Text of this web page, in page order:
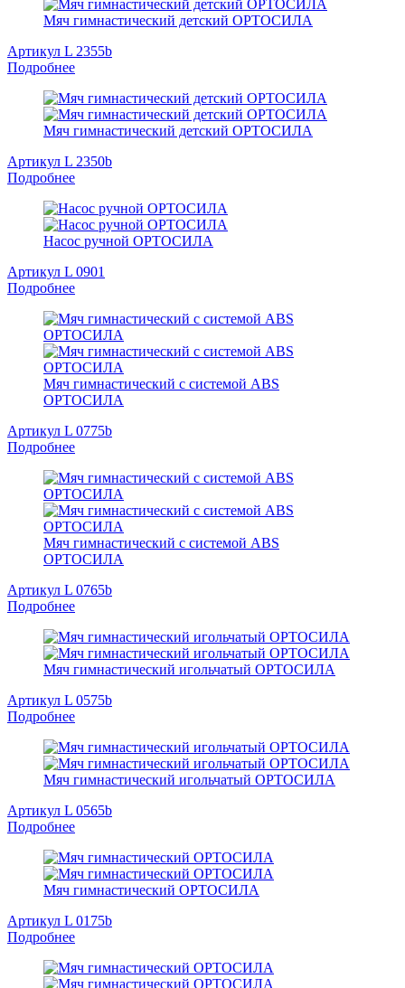
Мяч гимнастический детский ОРТОСИЛА
Артикул L 2355b
Подробнее
Мяч гимнастический детский ОРТОСИЛА
Артикул L 2350b
Подробнее
Насос ручной ОРТОСИЛА
Артикул L 0901
Подробнее
Мяч гимнастический с системой ABS
ОРТОСИЛА
Артикул L 0775b
Подробнее
Мяч гимнастический с системой ABS
ОРТОСИЛА
Артикул L 0765b
Подробнее
Мяч гимнастический игольчатый ОРТОСИЛА
Артикул L 0575b
Подробнее
Мяч гимнастический игольчатый ОРТОСИЛА
Артикул L 0565b
Подробнее
Мяч гимнастический ОРТОСИЛА
Артикул L 0175b
Подробнее